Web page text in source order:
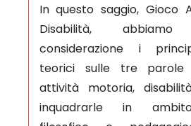
In questo saggio, Gioco
Disabilità,
considerazione i
teorici sulle tre parole
attività motoria,
inquadrarle in